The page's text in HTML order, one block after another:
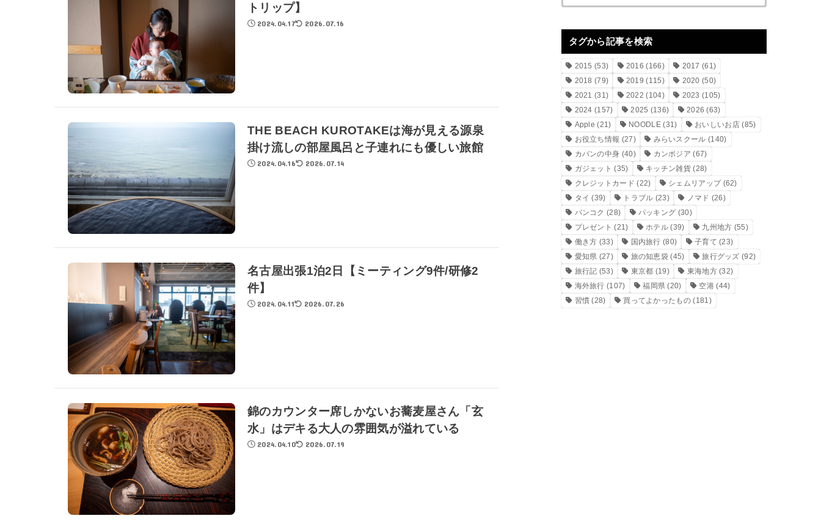
トリップ】
2024.04.17 2026.07.16
THE BEACH KUROTAKEは海が見える源泉
掛け流しの部屋風呂と子連れにも優しい旅館
2024.04.16 2026.07.14
名古屋出張1泊2日【ミーティング9件/研修2
件】
2024.04.11 2026.07.26
錦のカウンター席しかないお蕎麦屋さん「玄
水」はデキる大人の雰囲気が溢れている
2024.04.10 2026.07.19
タグから記事を検索
2015 (53) 2016 (166) 2017 (61)
2018 (79) 2019 (115) 2020 (50)
2021 (31) 2022 (104) 2023 (105)
2024 (157) 2025 (136) 2026 (63)
Apple (21) NOODLE (31) おいしいお店 (85)
お役立ち情報 (27) みらいスクール (140)
カバンの中身 (40) カンボジア (67)
ガジェット (35) キッチン雑貨 (28)
クレジットカード (22) シェムリアップ(62)
タイ (39) トラブル (23) ノマド (26)
バンコク (28) パッキング (30)
プレゼント (21) ホテル (39) 九州地方 (55)
働き方 (33) 国内旅行 (80) 子育て (23)
愛知県 (27) 旅の知恵袋 (45) 旅行グッズ (92)
旅行記 (53) 東京都 (19) 東海地方(32)
海外旅行 (107) 福岡県 (20) 空港(44)
習慣 (28) 買ってよかったもの (181)